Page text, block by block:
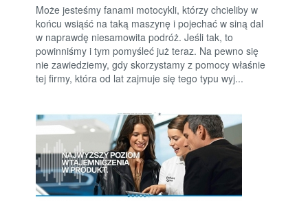
Może jesteśmy fanami motocykli, którzy chcieliby w
końcu wsiąść na taką maszynę i pojechać w siną dal
w naprawdę niesamowita podróż. Jeśli tak, to
powinniśmy i tym pomyśleć już teraz. Na pewno się
nie zawiedziemy, gdy skorzystamy z pomocy właśnie
tej firmy, która od lat zajmuje się tego typu wyj...